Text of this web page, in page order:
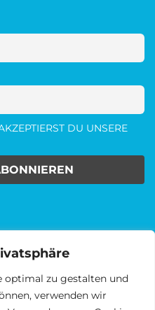
optimal zu gestalten und
verwenden wir
DU UNSERE
AGBS DATENSCHUTZ